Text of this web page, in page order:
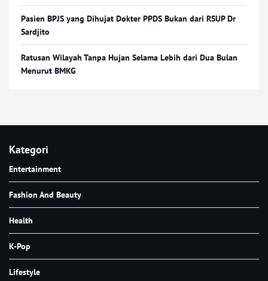
Pasien BPJS yang Dihujat Dokter PPDS Bukan dari RSUP Dr
Sardjito
Ratusan Wilayah Tanpa Hujan Selama Lebih dari Dua Bulan
Menurut BMKG
Kategori
Entertainment
Fashion And Beauty
Health
K-Pop
Lifestyle